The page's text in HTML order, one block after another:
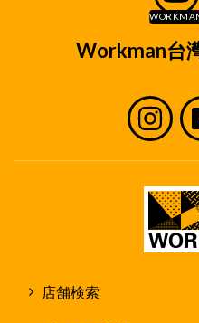
Workman台
店舗検索